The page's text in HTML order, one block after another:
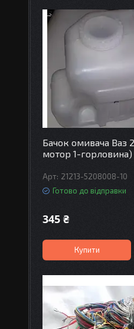
Бачок омивача Ваз
мотор 1-горловина)
21213-5208008-10
Готово до відправки
345 ₴
Купити